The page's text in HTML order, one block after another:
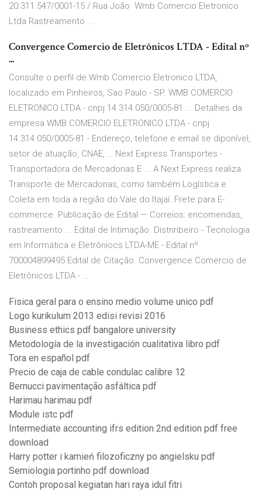
20.311.547/0001-15 / Rua João Wmb Comercio Eletronico
Ltda Rastreamento ...
Convergence Comercio de Eletrônicos LTDA - Edital nº
...
Consulte o perfil de Wmb Comercio Eletronico LTDA,
localizado em Pinheiros, Sao Paulo - SP. WMB COMERCIO
ELETRONICO LTDA - cnpj 14.314.050/0005-81 ... Detalhes da
empresa WMB COMERCIO ELETRONICO LTDA - cnpj
14.314.050/0005-81 - Endereço, telefone e email se diponível,
setor de atuação, CNAE, … Next Express Transportes -
Transportadora de Mercadorias E ... A Next Express realiza
Transporte de Mercadorias, como também Logística e
Coleta em toda a região do Vale do Itajaí. Frete para E-
commerce. Publicação de Edital — Correios: encomendas,
rastreamento ... Edital de Intimação. Distriribeiro - Tecnologia
em Informática e Eletrôniocs LTDA-ME - Edital nº
700004899495 Edital de Citação. Convergence Comercio de
Eletrônicos LTDA - …
Fisica geral para o ensino medio volume unico pdf
Logo kurikulum 2013 edisi revisi 2016
Business ethics pdf bangalore university
Metodología de la investigación cualitativa libro pdf
Tora en español pdf
Precio de caja de cable condulac calibre 12
Bernucci pavimentação asfáltica pdf
Harimau harimau pdf
Module istc pdf
Intermediate accounting ifrs edition 2nd edition pdf free
download
Harry potter i kamień filozoficzny po angielsku pdf
Semiologia portinho pdf download
Contoh proposal kegiatan hari raya idul fitri